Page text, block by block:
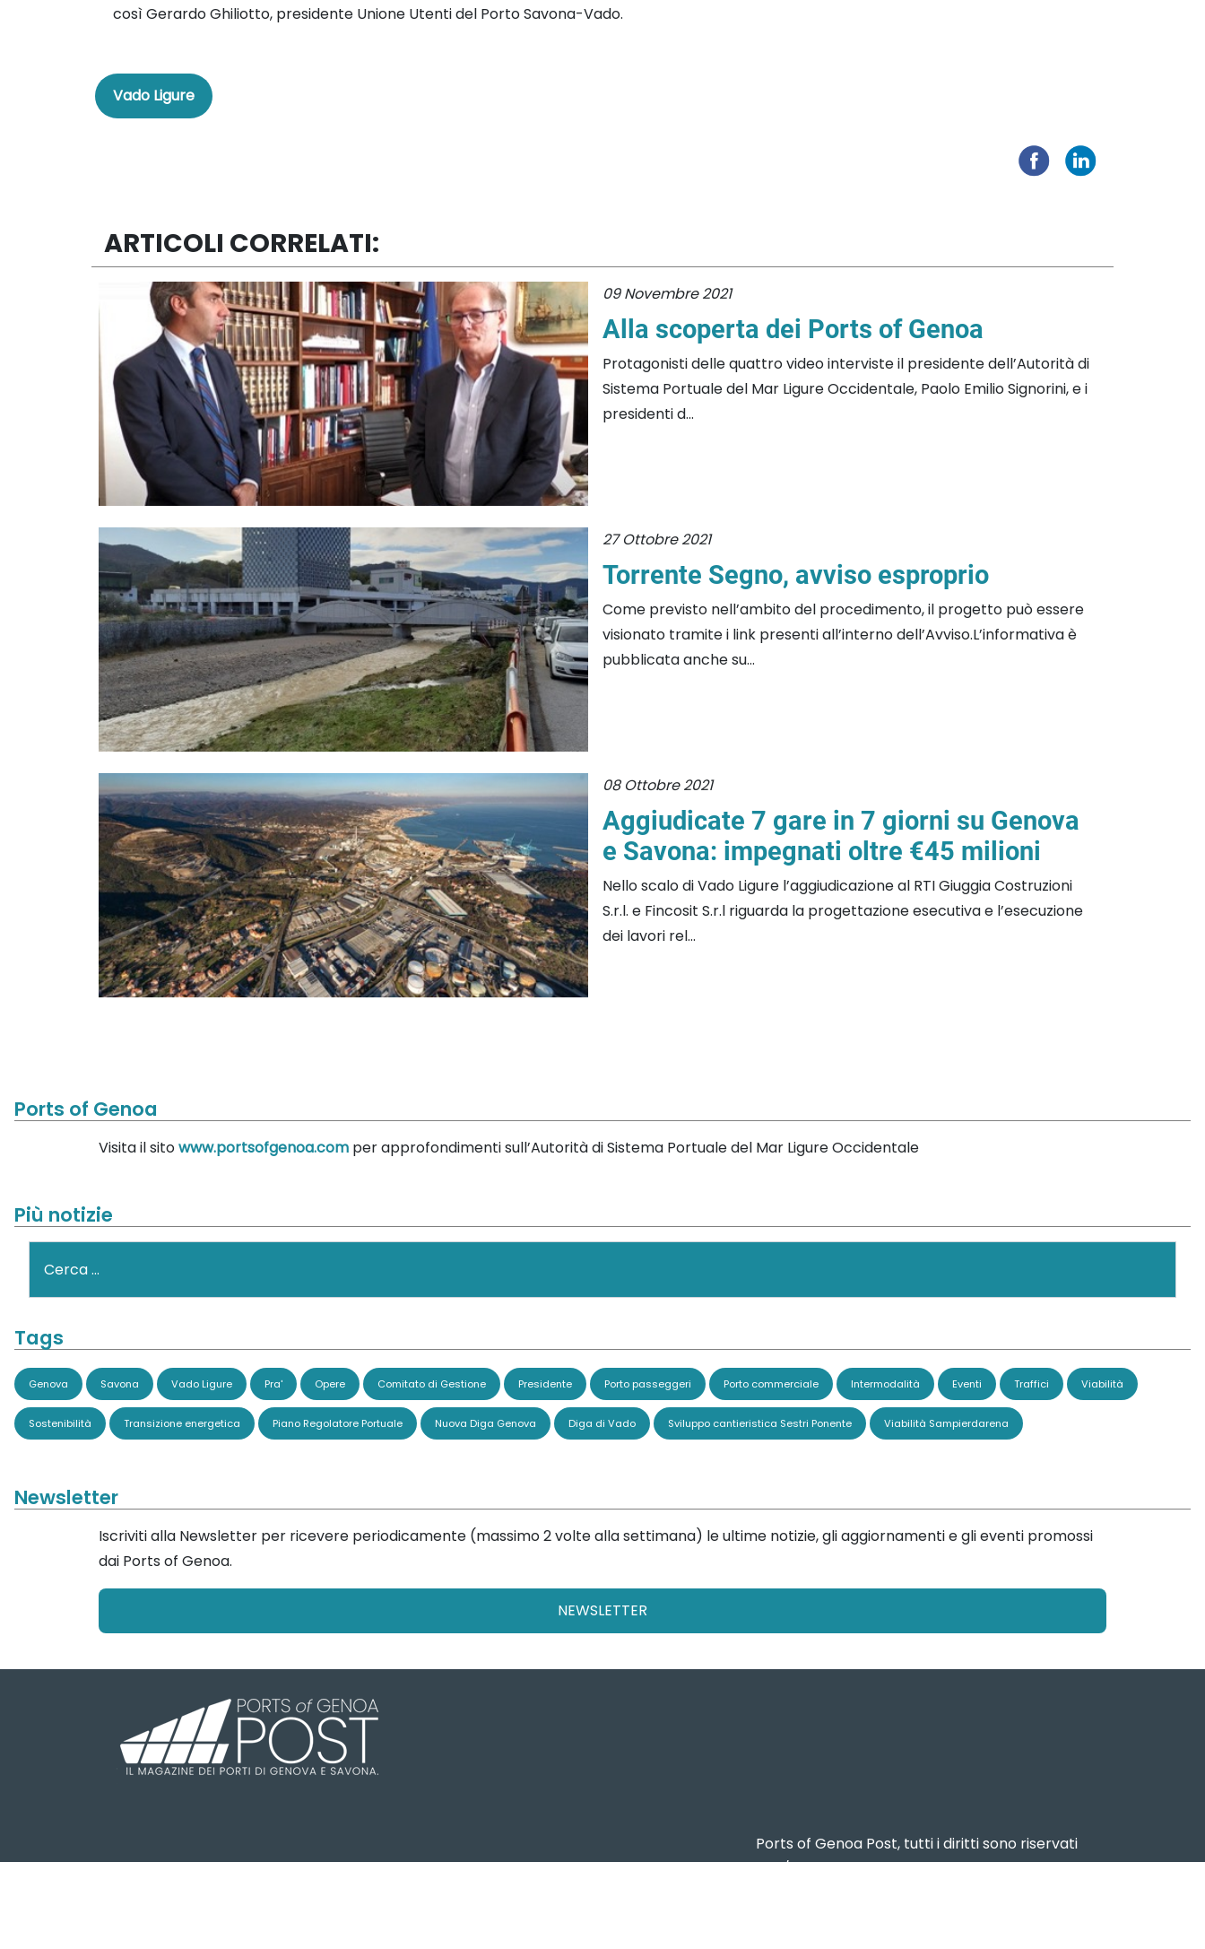
così Gerardo Ghiliotto, presidente Unione Utenti del Porto Savona-Vado.
Vado Ligure
ARTICOLI CORRELATI:
09 Novembre 2021
Alla scoperta dei Ports of Genoa
Protagonisti delle quattro video interviste il presidente dell’Autorità di
Sistema Portuale del Mar Ligure Occidentale, Paolo Emilio Signorini, e i
presidenti d...
27 Ottobre 2021
Torrente Segno, avviso esproprio
Come previsto nell’ambito del procedimento, il progetto può essere
visionato tramite i link presenti all’interno dell’Avviso.L’informativa è
pubblicata anche su...
08 Ottobre 2021
Aggiudicate 7 gare in 7 giorni su Genova
e Savona: impegnati oltre €45 milioni
Nello scalo di Vado Ligure l’aggiudicazione al RTI Giuggia Costruzioni
S.r.l. e Fincosit S.r.l riguarda la progettazione esecutiva e l’esecuzione
dei lavori rel...
Ports of Genoa
Visita il sitowww.portsofgenoa.com per approfondimenti sull’Autorità di Sistema Portuale del Mar Ligure Occidentale
Più notizie
Tags
Genova Savona Vado Ligure Pra' Opere Comitato di Gestione Presidente Porto passeggeri Porto commerciale Intermodalità Eventi Traffici Viabilità
Sostenibilità Transizione energetica Piano Regolatore Portuale Nuova Diga Genova Diga di Vado Sviluppo cantieristica Sestri Ponente Viabilità Sampierdarena
Newsletter
Iscriviti alla Newsletter per ricevere periodicamente (massimo 2 volte alla settimana) le ultime notizie, gli aggiornamenti e gli eventi promossi
dai Ports of Genoa.
NEWSLETTER
Ports of Genoa Post, tutti i diritti sono riservati
Il Ports of Genoa POST è una testata registrata presso il Tribunale di Genova, R.G.V. 8409/2024 – Reg. Stampa n. 15 del 17 dicembre